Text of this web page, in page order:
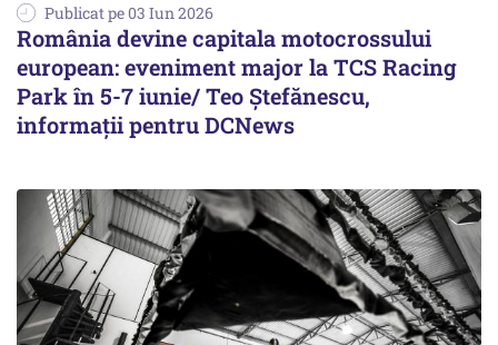
Publicat pe 03 Iun 2026
România devine capitala motocrossului
european: eveniment major la TCS Racing
Park în 5-7 iunie/ Teo Ștefănescu,
informații pentru DCNews